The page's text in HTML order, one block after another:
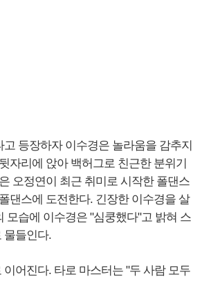
등장하자 이수경은 놀라움을 감추지
자리에 앉아 백허그로 친근한 분위기
오정연이 최근 취미로 시작한 폴댄스
댄스에 도전한다. 긴장한 이수경을 살
모습에 이수경은 "심쿵했다"고 밝혀 스
물들인다.
어진다. 타로 마스터는 "두 사람 모두